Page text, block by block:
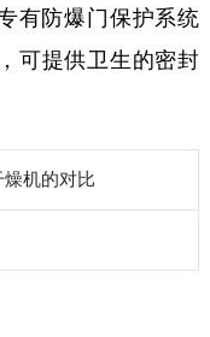
防爆门保护系统
可提供卫生的密封
机的对比